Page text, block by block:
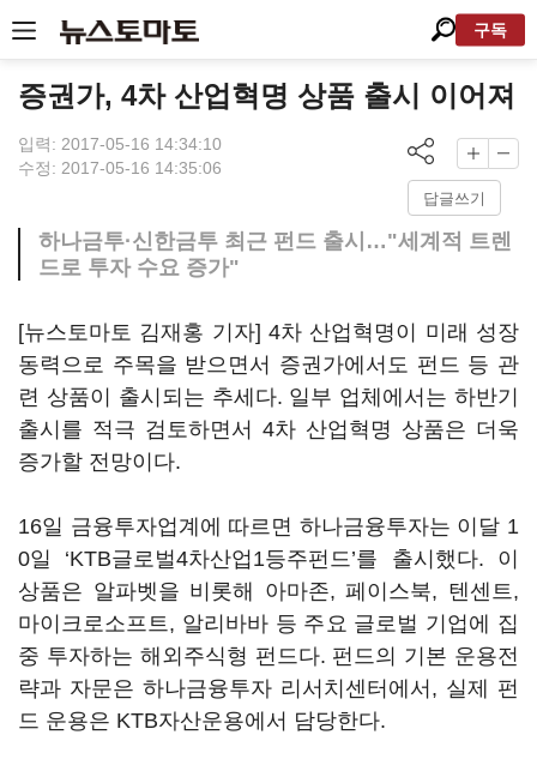
구독
증권가, 4차 산업혁명 상품 출시 이어져
입력: 2017-05-16 14:34:10
수정: 2017-05-16 14:35:06
답글쓰기
하나금투·신한금투 최근 펀드 출시…"세계적 트렌
드로 투자 수요 증가"
[뉴스토마토 김재홍 기자] 4차 산업혁명이 미래 성장
동력으로 주목을 받으면서 증권가에서도 펀드 등 관
련 상품이 출시되는 추세다. 일부 업체에서는 하반기
출시를 적극 검토하면서 4차 산업혁명 상품은 더욱
증가할 전망이다.
16일 금융투자업계에 따르면 하나금융투자는 이달 1
0일 ‘KTB글로벌4차산업1등주펀드’를 출시했다. 이
상품은 알파벳을 비롯해 아마존, 페이스북, 텐센트,
마이크로소프트, 알리바바 등 주요 글로벌 기업에 집
중 투자하는 해외주식형 펀드다. 펀드의 기본 운용전
략과 자문은 하나금융투자 리서치센터에서, 실제 펀
드 운용은 KTB자산운용에서 담당한다.